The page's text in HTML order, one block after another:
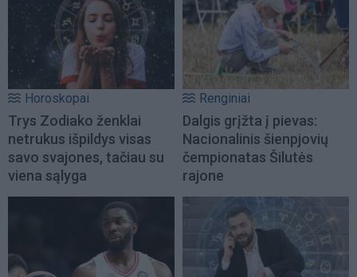
Horoskopai
Trys Zodiako ženklai
netrukus išpildys visas
savo svajones, tačiau su
viena sąlyga
Renginiai
Dalgis grįžta į pievas:
Nacionalinis šienpjovių
čempionatas Šilutės
rajone